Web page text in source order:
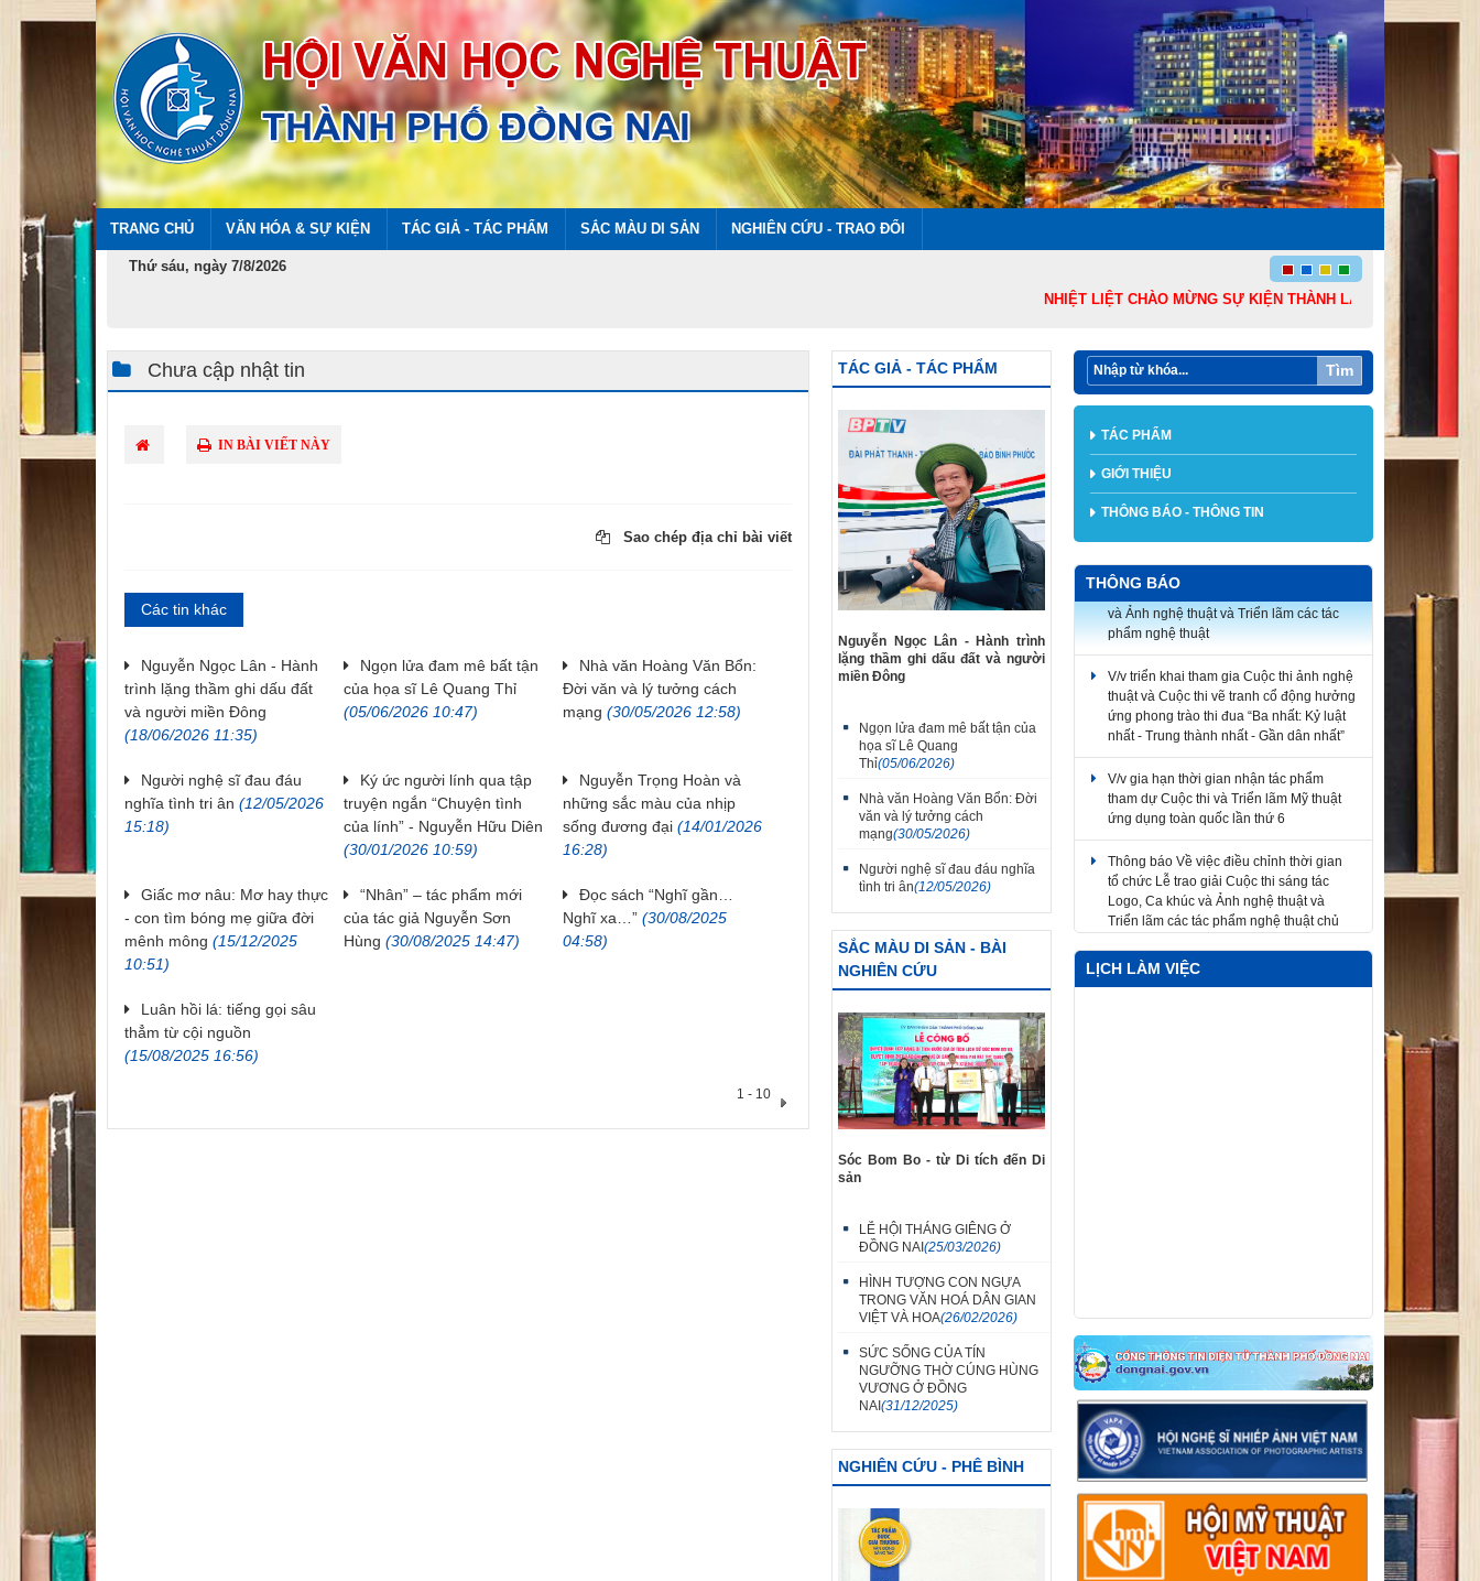
TRANG CHỦ VĂN HÓA & SỰ KIỆN TÁC GIẢ - TÁC PHẨM SẮC MÀU DI SẢN NGHIÊN CỨU - TRAO ĐỔI
Thứ sáu, ngày 7/8/2026
NHIỆT LIỆT CHÀO MỪNG SỰ KIỆN THÀNH LẬP THÀNH PHỐ
Tìm
Chưa cập nhật tin
IN BÀI VIẾT NÀY
Sao chép địa chỉ bài viết
Các tin khác
Nguyễn Ngọc Lân - Hành
trình lặng thầm ghi dấu đất
và người miền Đông
(18/06/2026 11:35)
Ngọn lửa đam mê bất tận
của họa sĩ Lê Quang Thỉ
(05/06/2026 10:47)
Nhà văn Hoàng Văn Bổn:
Đời văn và lý tưởng cách
mạng (30/05/2026 12:58)
Người nghệ sĩ đau đáu
nghĩa tình tri ân (12/05/2026
15:18)
Ký ức người lính qua tập
truyện ngắn “Chuyện tình
của lính” - Nguyễn Hữu Diên
(30/01/2026 10:59)
Nguyễn Trọng Hoàn và
những sắc màu của nhịp
sống đương đại (14/01/2026
16:28)
Giấc mơ nâu: Mơ hay thực
- con tìm bóng mẹ giữa đời
mênh mông (15/12/2025
10:51)
“Nhân” – tác phẩm mới
của tác giả Nguyễn Sơn
Hùng (30/08/2025 14:47)
Đọc sách “Nghĩ gần…
Nghĩ xa…” (30/08/2025
04:58)
Luân hồi lá: tiếng gọi sâu
thẳm từ cội nguồn
(15/08/2025 16:56)
1 - 10
TÁC GIẢ - TÁC PHẨM
Nguyễn Ngọc Lân - Hành trình
lặng thầm ghi dấu đất và người
miền Đông
Ngọn lửa đam mê bất tận của
họa sĩ Lê Quang
Thỉ(05/06/2026)
Nhà văn Hoàng Văn Bổn: Đời
văn và lý tưởng cách
mạng(30/05/2026)
Người nghệ sĩ đau đáu nghĩa
tình tri ân(12/05/2026)
SẮC MÀU DI SẢN - BÀI
NGHIÊN CỨU
Sóc Bom Bo - từ Di tích đến Di
sản
LỄ HỘI THÁNG GIÊNG Ở
ĐỒNG NAI(25/03/2026)
HÌNH TƯỢNG CON NGỰA
TRONG VĂN HOÁ DÂN GIAN
VIỆT VÀ HOA(26/02/2026)
SỨC SỐNG CỦA TÍN
NGƯỠNG THỜ CÚNG HÙNG
VƯƠNG Ở ĐỒNG
NAI(31/12/2025)
NGHIÊN CỨU - PHÊ BÌNH
TÁC PHẨM
GIỚI THIỆU
THÔNG BÁO - THÔNG TIN
THÔNG BÁO
trao giải Cuộc thi sáng tác Logo, Ca khúc
phẩm nghệ thuật
V/v triển khai tham gia Cuộc thi ảnh nghệ
thuật và Cuộc thi vẽ tranh cổ động hưởng
ứng phong trào thi đua “Ba nhất: Kỷ luật
nhất - Trung thành nhất - Gần dân nhất”
V/v gia hạn thời gian nhận tác phẩm
tham dự Cuộc thi và Triển lãm Mỹ thuật
ứng dụng toàn quốc lần thứ 6
Thông báo Về việc điều chỉnh thời gian
tổ chức Lễ trao giải Cuộc thi sáng tác
Logo, Ca khúc và Ảnh nghệ thuật và
Triển lãm các tác phẩm nghệ thuật chủ
đề “Chân dung người chiến sĩ Lực lượng
Thông báo về việc gia hạn thời gian
LỊCH LÀM VIỆC